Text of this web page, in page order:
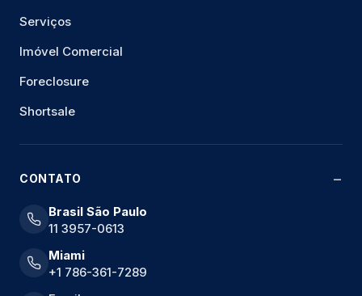
Serviços
Imóvel Comercial
Foreclosure
Shortsale
CONTATO
Brasil São Paulo
11 3957-0613
Miami
+1 786-361-7289